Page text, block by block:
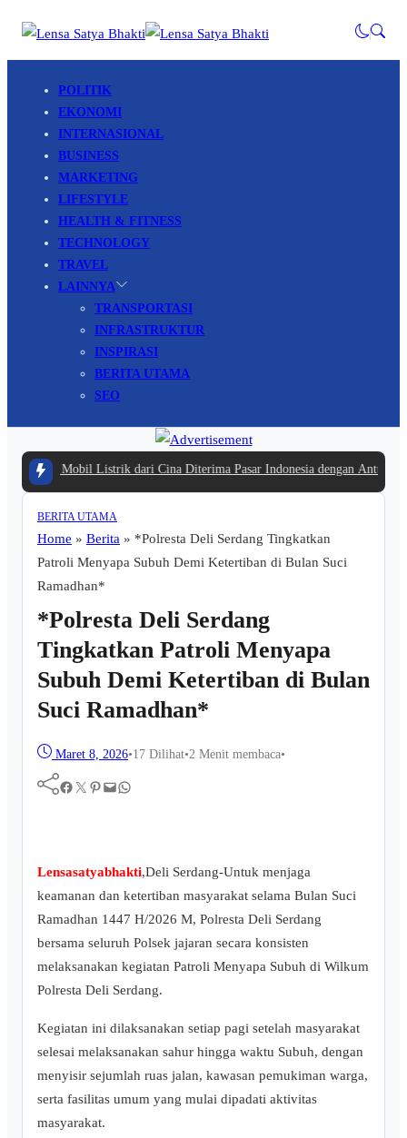
POLITIK
EKONOMI
INTERNASIONAL
BUSINESS
MARKETING
LIFESTYLE
HEALTH & FITNESS
TECHNOLOGY
TRAVEL
LAINNYA
TRANSPORTASI
INFRASTRUKTUR
INSPIRASI
BERITA UTAMA
SEO
Listrik dari Cina Diterima Pasar Indonesia dengan Antusias|#3 -
BERITA UTAMA
Home » Berita » *Polresta Deli Serdang Tingkatkan
Patroli Menyapa Subuh Demi Ketertiban di Bulan Suci
Ramadhan*
*Polresta Deli Serdang
Tingkatkan Patroli Menyapa
Subuh Demi Ketertiban di Bulan
Suci Ramadhan*
Maret 8, 2026•17 Dilihat•2 Menit membaca•
Facebook Twitter Pinterest Mail WhatsApp
Lensasatyabhakti,Deli Serdang-Untuk menjaga
keamanan dan ketertiban masyarakat selama Bulan Suci
Ramadhan 1447 H/2026 M, Polresta Deli Serdang
bersama seluruh Polsek jajaran secara konsisten
melaksanakan kegiatan Patroli Menyapa Subuh di Wilkum
Polresta Deli Serdang.
Kegiatan ini dilaksanakan setiap pagi setelah masyarakat
selesai melaksanakan sahur hingga waktu Subuh, dengan
menyisir sejumlah ruas jalan, kawasan pemukiman warga,
serta fasilitas umum yang mulai dipadati aktivitas
masyarakat.